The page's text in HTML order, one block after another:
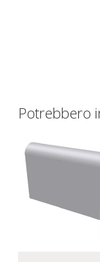
Potrebbero